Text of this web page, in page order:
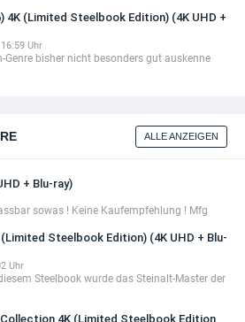
4K (Limited Steelbook Edition) (4K UHD +
Uhr
bisher nicht besonders gut auskenne
ALLE ANZEIGEN
+ Blu-ray)
sowas ! Keine Kaufempfehlung ! Mfg
(Limited Steelbook Edition) (4K UHD + Blu-
Uhr
Steelbook wurde das Steinalt-Master der
4K (Limited Steelbook Edition